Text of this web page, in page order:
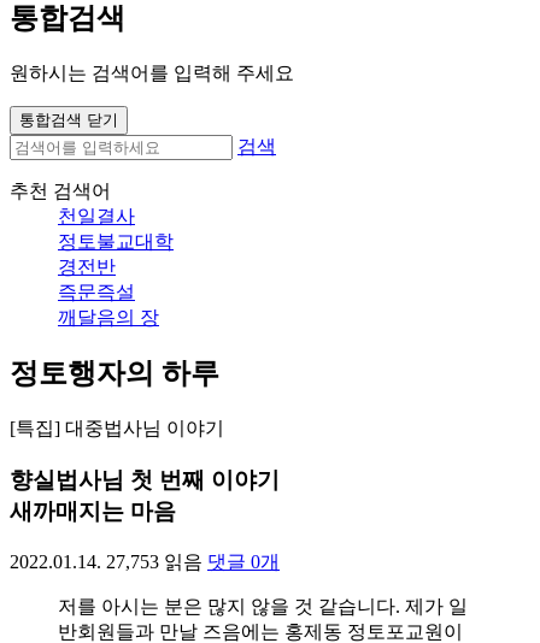
통합검색
원하시는 검색어를 입력해 주세요
통합검색 닫기
검색
추천 검색어
천일결사
정토불교대학
경전반
즉문즉설
깨달음의 장
정토행자의 하루
[특집] 대중법사님 이야기
향실법사님 첫 번째 이야기
새까매지는 마음
2022.01.14. 27,753 읽음 댓글 0개
저를 아시는 분은 많지 않을 것 같습니다. 제가 일
반회원들과 만날 즈음에는 홍제동 정토포교원이